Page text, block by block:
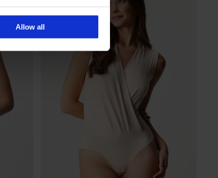
Allow all